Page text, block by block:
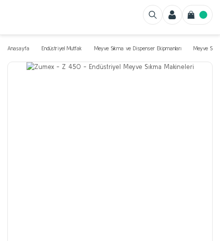
Anasayfa Endüstriyel Mutfak Meyve Sıkma ve Dispenser Ekipmanları Meyve